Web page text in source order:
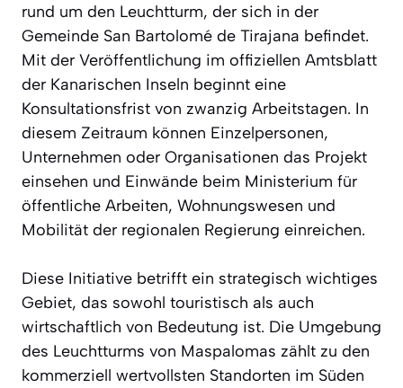
rund um den Leuchtturm, der sich in der
Gemeinde San Bartolomé de Tirajana befindet.
Mit der Veröffentlichung im offiziellen Amtsblatt
der Kanarischen Inseln beginnt eine
Konsultationsfrist von zwanzig Arbeitstagen. In
diesem Zeitraum können Einzelpersonen,
Unternehmen oder Organisationen das Projekt
einsehen und Einwände beim Ministerium für
öffentliche Arbeiten, Wohnungswesen und
Mobilität der regionalen Regierung einreichen.
Diese Initiative betrifft ein strategisch wichtiges
Gebiet, das sowohl touristisch als auch
wirtschaftlich von Bedeutung ist. Die Umgebung
des Leuchtturms von Maspalomas zählt zu den
kommerziell wertvollsten Standorten im Süden